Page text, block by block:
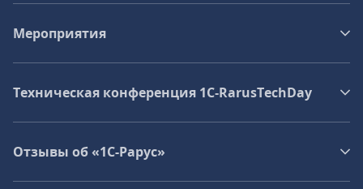
Мероприятия
Техническая конференция 1C‑RarusTechDay
Отзывы об «1С-Рарус»